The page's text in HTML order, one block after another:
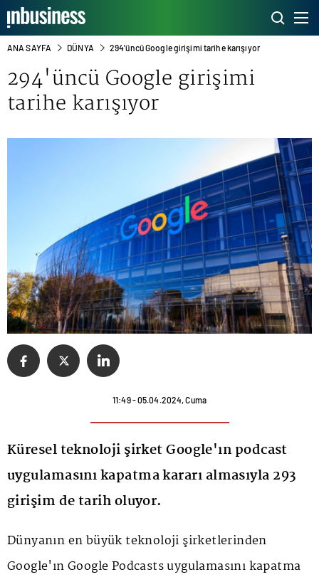
ANA SAYFA DÜNYA 294'üncü Google girişimi tarihe karışıyor
294'üncü Google girişimi
tarihe karışıyor
11:49 - 05.04.2024, Cuma
Küresel teknoloji şirket Google'ın podcast
uygulamasını kapatma kararı almasıyla 293
girişim de tarih oluyor.
Dünyanın en büyük teknoloji şirketlerinden
Google'ın Google Podcasts uygulamasını kapatma